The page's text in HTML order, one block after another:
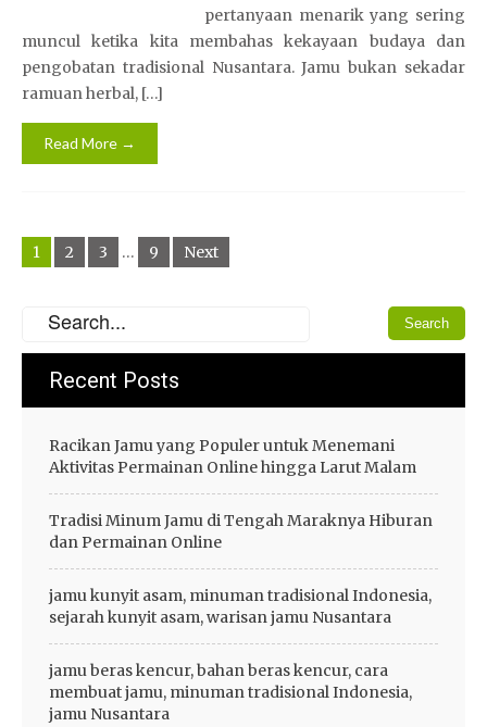
pertanyaan menarik yang sering
muncul ketika kita membahas kekayaan budaya dan
pengobatan tradisional Nusantara. Jamu bukan sekadar
ramuan herbal, […]
Read More →
Posts
navigation
1 2 3 … 9 Next
Recent Posts
Racikan Jamu yang Populer untuk Menemani
Aktivitas Permainan Online hingga Larut Malam
Tradisi Minum Jamu di Tengah Maraknya Hiburan
dan Permainan Online
jamu kunyit asam, minuman tradisional Indonesia,
sejarah kunyit asam, warisan jamu Nusantara
jamu beras kencur, bahan beras kencur, cara
membuat jamu, minuman tradisional Indonesia,
jamu Nusantara